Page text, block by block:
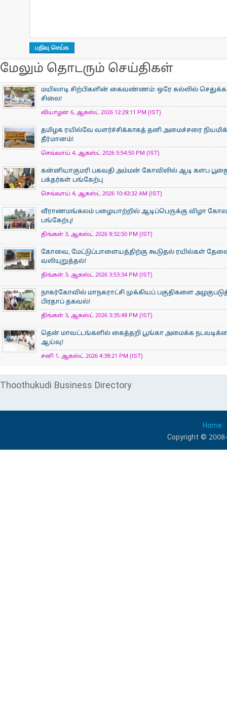
மேலும் தொடரும் செய்திகள்
மயிலாடி சிற்பிகளின் கைவண்ணம்: ஒரே கல்லில்
சிலை!
வியாழன் 6, ஆகஸ்ட் 2026 12:29:11 PM (IST)
தமிழக ரயில்வே வளர்ச்சிக்காகத் தனி அமைச்சரை
தீர்மானம்!
செவ்வாய் 4, ஆகஸ்ட் 2026 5:54:50 PM (IST)
கன்னியாகுமரி பகவதி அம்மன் கோவிலில் ஆடி களப
பக்தர்கள் பங்கேற்பு
செவ்வாய் 4, ஆகஸ்ட் 2026 10:43:32 AM (IST)
வீராணமங்கலம் பழையாற்றில் ஆடிப்பெருக்கு விழா
பங்கேற்பு!
திங்கள் 3, ஆகஸ்ட் 2026 9:32:50 PM (IST)
கோவை, மேட்டுப்பாளையத்திற்கு கூடுதல் ரயில்கள்
வலியுறுத்தல்!
திங்கள் 3, ஆகஸ்ட் 2026 3:53:34 PM (IST)
நாகர்கோவில் மாநகராட்சி முக்கியப் பகுதிகளை
பிரதாப் தகவல்!
திங்கள் 3, ஆகஸ்ட் 2026 3:35:49 PM (IST)
தென் மாவட்டங்களில் கைத்தறி பூங்கா அமைக்க
ஆய்வு!
சனி 1, ஆகஸ்ட் 2026 4:39:21 PM (IST)
Thoothukudi Business Directory
Home
Copyright ©